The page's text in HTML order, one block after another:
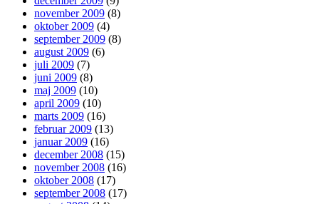
november 2009 (8)
oktober 2009 (4)
september 2009 (8)
august 2009 (6)
juli 2009 (7)
juni 2009 (8)
maj 2009 (10)
april 2009 (10)
marts 2009 (16)
februar 2009 (13)
januar 2009 (16)
december 2008 (15)
november 2008 (16)
oktober 2008 (17)
september 2008 (17)